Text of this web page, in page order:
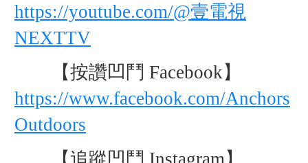
https://youtube.com/@壹電視
NEXTTV
【按讚凹鬥 Facebook】
https://www.facebook.com/Anchors
Outdoors
【追蹤凹鬥 Instagram】